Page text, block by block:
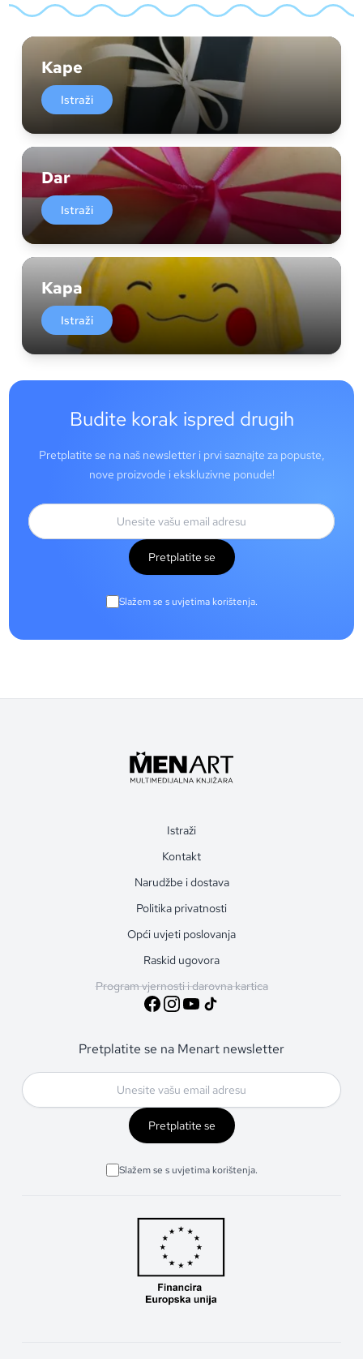
Kape
Istraži
Dar
Istraži
Kapa
Istraži
Budite korak ispred drugih
Pretplatite se na naš newsletter i prvi saznajte za popuste,
nove proizvode i ekskluzivne ponude!
Pretplatite se
Slažem se s uvjetima korištenja.
Istraži
Kontakt
Narudžbe i dostava
Politika privatnosti
Opći uvjeti poslovanja
Raskid ugovora
Program vjernosti i darovna kartica
Pretplatite se na Menart newsletter
Pretplatite se
Slažem se s uvjetima korištenja.